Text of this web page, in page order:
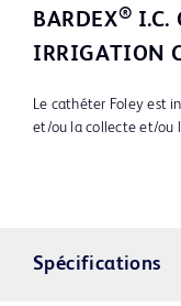
BARDEX® I.C.
IRRIGATION
Le cathéter Foley est
et/ou la collecte et/ou
Spécifications